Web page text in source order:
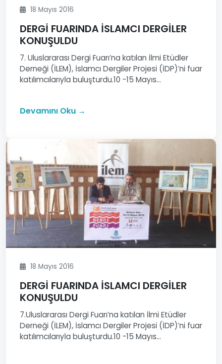
18 Mayıs 2016
DERGİ FUARINDA İSLAMCI DERGİLER
KONUŞULDU
7. Uluslararası Dergi Fuarı’na katılan İlmi Etüdler
Derneği (İLEM), İslamcı Dergiler Projesi (İDP)’ni fuar
katılımcılarıyla buluşturdu.10 -15 Mayıs...
Devamını Oku →
18 Mayıs 2016
DERGİ FUARINDA İSLAMCI DERGİLER
KONUŞULDU
7.Uluslararası Dergi Fuarı’na katılan İlmi Etüdler
Derneği (İLEM), İslamcı Dergiler Projesi (İDP)’ni fuar
katılımcılarıyla buluşturdu.10 -15 Mayıs...